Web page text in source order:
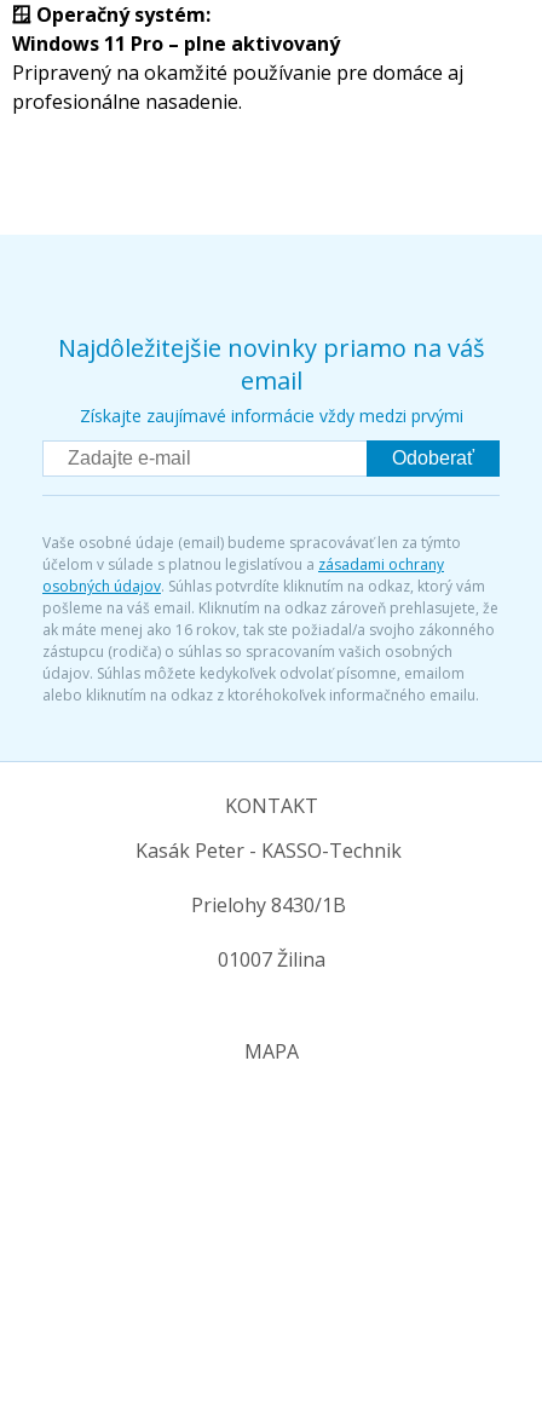
🪟 Operačný systém:
Windows 11 Pro – plne aktivovaný
Pripravený na okamžité používanie pre domáce aj
profesionálne nasadenie.
Najdôležitejšie novinky priamo na váš
email
Získajte zaujímavé informácie vždy medzi prvými
Odoberať
Vaše osobné údaje (email) budeme spracovávať len za týmto
účelom v súlade s platnou legislatívou a zásadami ochrany
osobných údajov. Súhlas potvrdíte kliknutím na odkaz, ktorý vám
pošleme na váš email. Kliknutím na odkaz zároveň prehlasujete, že
ak máte menej ako 16 rokov, tak ste požiadal/a svojho zákonného
zástupcu (rodiča) o súhlas so spracovaním vašich osobných
údajov. Súhlas môžete kedykoľvek odvolať písomne, emailom
alebo kliknutím na odkaz z ktoréhokoľvek informačného emailu.
KONTAKT
Kasák Peter - KASSO-Technik
Prielohy 8430/1B
01007 Žilina
MAPA